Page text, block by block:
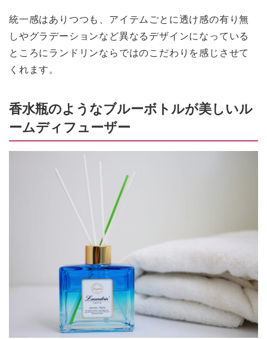
統一感はありつつも、アイテムごとに透け感の有り無
しやグラデーションなど異なるデザインになっている
ところにランドリンならではのこだわりを感じさせて
くれます。
香水瓶のようなブルーボトルが美しいル
ームディフューザー